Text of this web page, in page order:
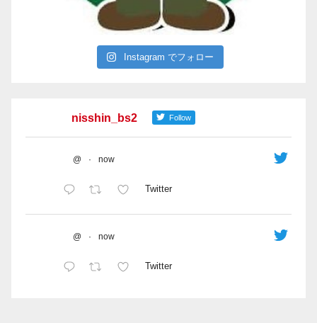
Instagram でフォロー
nisshin_bs2 Follow
@ · now
Twitter
@ · now
Twitter